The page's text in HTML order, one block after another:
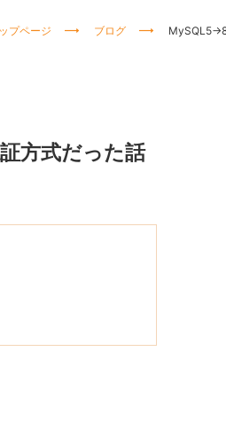
プページ ブログ
方式だった話